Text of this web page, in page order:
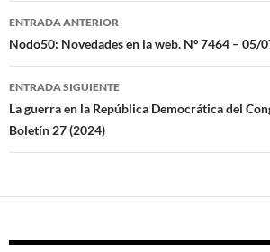
Navegación
de
entradas
ENTRADA ANTERIOR
Nodo50: Novedades en la web. Nº 7464 – 05/
ENTRADA SIGUIENTE
La guerra en la República Democrática del
Boletín 27 (2024)